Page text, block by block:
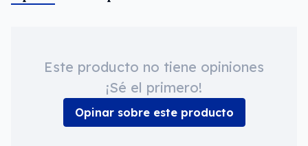
Este producto no tiene opiniones
¡Sé el primero!
Opinar sobre este producto